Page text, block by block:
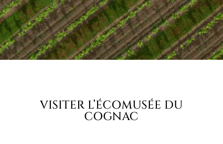
VISITER L’ÉCOMUSÉE DU
COGNAC